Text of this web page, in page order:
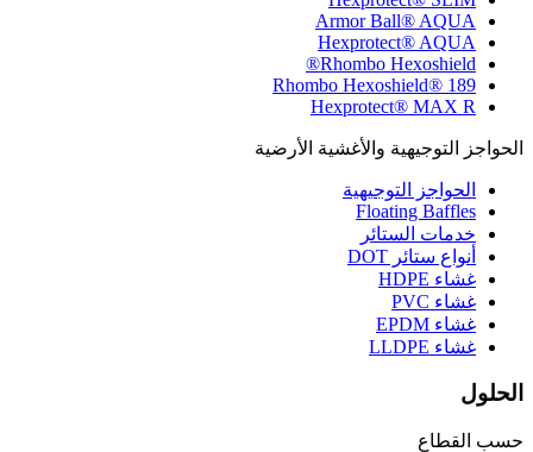
Armor Ball® AQUA
Hexprotect® AQUA
Rhombo Hexoshield®
Rhombo Hexoshield® 189
Hexprotect® MAX R
الحواجز التوجيهية والأغشية الأرضية
الحواجز التوجيهية
Floating Baffles
خدمات الستائر
أنواع ستائر DOT
غشاء HDPE
غشاء PVC
غشاء EPDM
غشاء LLDPE
الحلول
حسب القطاع